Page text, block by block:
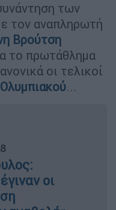
των
τον αναπληρωτή
Βρούτση
το πρωτάθλημα
οι τελικοί
Ολυμπιακού...
οι